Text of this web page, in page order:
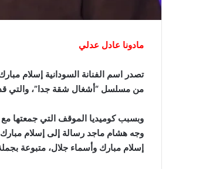
مادونا عادل عدلي
تصدر اسم الفنانة السودانية إسلام
من مسلسل “أشغال شقة جدا”، والتي
وبسبب كوميديا الموقف التي جمعتها
وجه هشام ماجد رسالة إلى إسلام
إسلام مبارك وأسماء جلال، متبوعة